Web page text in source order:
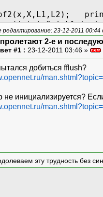
(int
(int
i=0;i<L1;i++) //
x[i]; delete
delete []X; //а
редактирование: 23-12-2011 00:44
пролетают 2-е и
#1 : 23-12-2011 03:46 »
добиться fflush?
не инициализируется?
эту трудность без